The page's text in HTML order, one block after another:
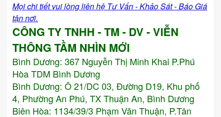
Mọi chi tiết vui lòng liên hệ Tư Vấn - Khảo Sát - Báo Giá
tận nơi.
CÔNG TY TNHH - TM - DV - VIỄN
THÔNG TẦM NHÌN MỚI
Bình Dương: 367 Nguyễn Thị Minh Khai P.Phú
Hòa TDM Bình Dương
Bình Dương: Ô 21/DC 03, Đường D19, Khu phố
4, Phường An Phú, TX Thuận An, Bình Dương
Biên Hòa: 1134/39/3 Phạm Văn Thuận, P.Tân